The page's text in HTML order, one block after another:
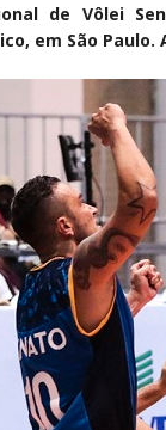
de Vôlei
em São Paulo.